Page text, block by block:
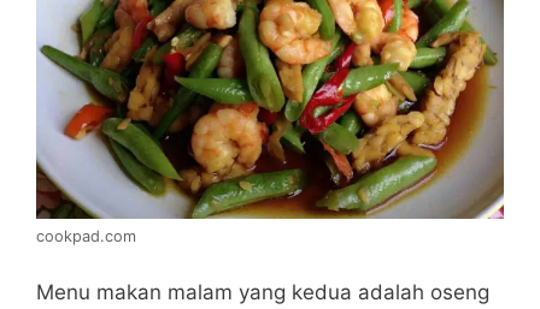
cookpad.com
Menu makan malam yang kedua adalah oseng